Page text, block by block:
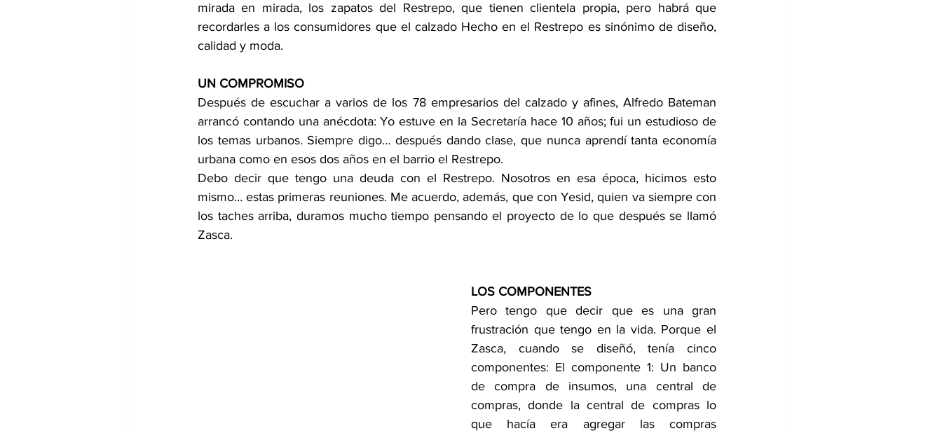
mirada en mirada, los zapatos del Restrepo, que tienen clientela propia, pero habrá que
recordarles a los consumidores que el calzado Hecho en el Restrepo es sinónimo de diseño,
calidad y moda.
UN COMPROMISO
Después de escuchar a varios de los 78 empresarios del calzado y afines, Alfredo Bateman
arrancó contando una anécdota: Yo estuve en la Secretaría hace 10 años; fui un estudioso de
los temas urbanos. Siempre digo… después dando clase, que nunca aprendí tanta economía
urbana como en esos dos años en el barrio el Restrepo.
Debo decir que tengo una deuda con el Restrepo. Nosotros en esa época, hicimos esto
mismo… estas primeras reuniones. Me acuerdo, además, que con Yesid, quien va siempre con
los taches arriba, duramos mucho tiempo pensando el proyecto de lo que después se llamó
Zasca.
LOS COMPONENTES
Pero tengo que decir que es una gran
frustración que tengo en la vida. Porque el
Zasca, cuando se diseñó, tenía cinco
componentes: El componente 1: Un banco
de compra de insumos, una central de
compras, donde la central de compras lo
que hacía era agregar las compras